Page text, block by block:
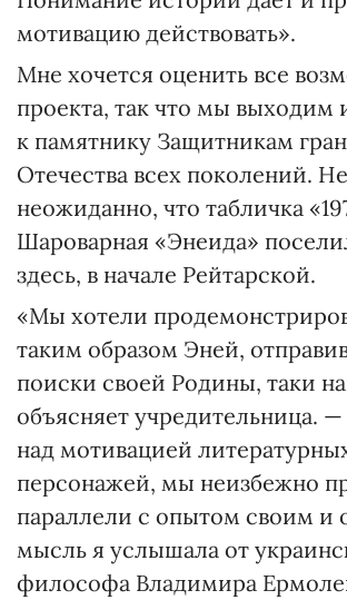
мотивацию действовать».
Мне хочется оценить все
проекта, так что мы выходим
к памятнику Защитникам
Отечества всех поколений.
неожиданно, что табличка
Шароварная «Энеида»
здесь, в начале Рейтарской.
«Мы хотели
таким образом Эней,
поиски своей Родины, таки
объясняет учредительница.
над мотивацией
персонажей, мы неизбежно
параллели с опытом своим и
мысль я услышала от
философа Владимира